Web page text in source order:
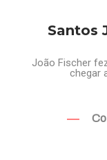
Santos
João Fischer
chegar